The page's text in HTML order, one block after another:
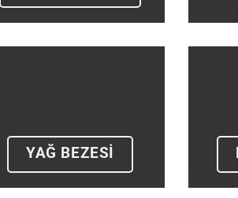
YAĞ BEZESİ